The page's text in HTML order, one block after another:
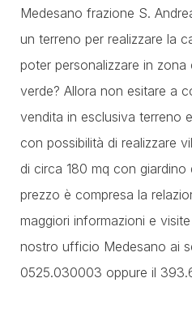
Medesano frazione S.
un terreno per realizzare la
poter personalizzare in zona
verde? Allora non esitare a
vendita in esclusiva terreno
con possibilità di realizzare
di circa 180 mq con
prezzo è compresa la
maggiori informazioni e
nostro ufficio Medesano ai
0525.030003 oppure il